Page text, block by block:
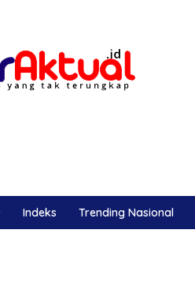
Indeks Trending Nasional